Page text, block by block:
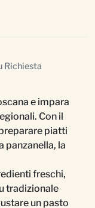
Richiesta
e impara
Con il
piatti
panzanella, la
freschi,
tradizionale
un pasto